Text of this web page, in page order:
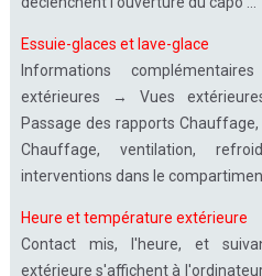
Essuie-glaces et lave-glace
Informations
extérieures → Vues
Passage des rapports
Chauffage, ventilation,
interventions dans le
Heure et température extérieure
Contact mis, l'heure, et
extérieure s'affichent à